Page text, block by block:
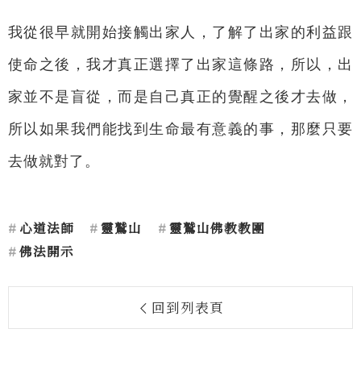
我從很早就開始接觸出家人，了解了出家的利益跟
使命之後，我才真正選擇了出家這條路，所以，出
家並不是盲從，而是自己真正的覺醒之後才去做，
所以如果我們能找到生命最有意義的事，那麼只要
去做就對了。
心道法師 靈鷲山
靈鷲山佛教教團
佛法開示
回到列表頁